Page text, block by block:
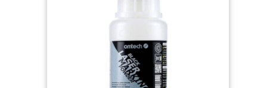
Bäder d'Esslingen – fiable pour les professionnels
dans le monde entier.